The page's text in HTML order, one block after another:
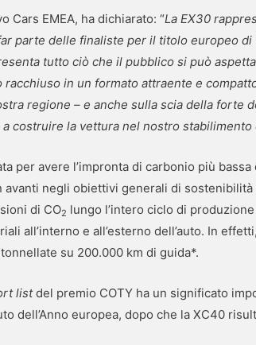
Cars EMEA, ha dichiarato: “La EX30
parte delle finaliste per il titolo europeo
tutto ciò che il pubblico si può
in un formato attraente e
regione – e anche sulla scia della forte
costruire la vettura nel nostro
per avere l’impronta di carbonio più
negli obiettivi generali di sostenibilità
di CO2 lungo l’intero ciclo di
all’interno e all’esterno dell’auto. In
su 200.000 km di guida*.
listdel premio COTY ha un significato
dell’Anno europea, dopo che la XC40